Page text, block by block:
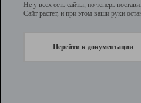
Не у всех есть сайты, но теперь
Сайт растет, и при этом ваши руки
Перейти к документации